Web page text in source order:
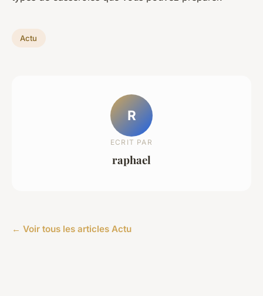
Actu
R
ECRIT PAR
raphael
← Voir tous les articles Actu